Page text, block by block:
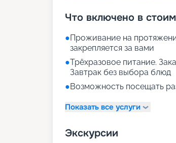
Что включено в
●Проживание на
закрепляется за вами
●Трёхразовое питание.
Завтрак без выбора блюд
●Возможность посещать
Показать все услуги
Экскурсии